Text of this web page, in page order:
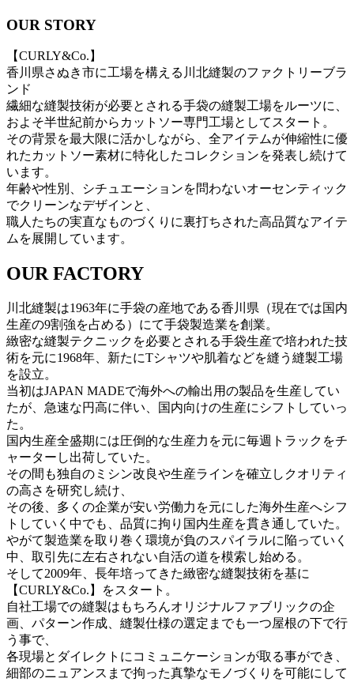
OUR STORY
【CURLY&Co.】
香川県さぬき市に工場を構える川北縫製のファクトリーブラ
ンド
繊細な縫製技術が必要とされる手袋の縫製工場をルーツに、
およそ半世紀前からカットソー専門工場としてスタート。
その背景を最大限に活かしながら、全アイテムが伸縮性に優
れたカットソー素材に特化したコレクションを発表し続けて
います。
年齢や性別、シチュエーションを問わないオーセンティック
でクリーンなデザインと、
職人たちの実直なものづくりに裏打ちされた高品質なアイテ
ムを展開しています。
OUR FACTORY
川北縫製は1963年に手袋の産地である香川県（現在では国内
生産の9割強を占める）にて手袋製造業を創業。
緻密な縫製テクニックを必要とされる手袋生産で培われた技
術を元に1968年、新たにTシャツや肌着などを縫う縫製工場
を設立。
当初はJAPAN MADEで海外への輸出用の製品を生産してい
たが、急速な円高に伴い、国内向けの生産にシフトしていっ
た。
国内生産全盛期には圧倒的な生産力を元に毎週トラックをチ
ャーターし出荷していた。
その間も独自のミシン改良や生産ラインを確立しクオリティ
の高さを研究し続け、
その後、多くの企業が安い労働力を元にした海外生産へシフ
トしていく中でも、品質に拘り国内生産を貫き通していた。
やがて製造業を取り巻く環境が負のスパイラルに陥っていく
中、取引先に左右されない自活の道を模索し始める。
そして2009年、長年培ってきた緻密な縫製技術を基に
【CURLY&Co.】をスタート。
自社工場での縫製はもちろんオリジナルファブリックの企
画、パターン作成、縫製仕様の選定までも一つ屋根の下で行
う事で、
各現場とダイレクトにコミュニケーションが取る事ができ、
細部のニュアンスまで拘った真摯なモノづくりを可能にして